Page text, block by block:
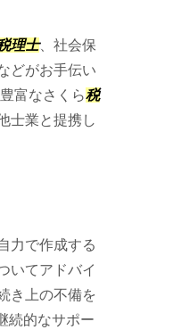
理士、社会保
どがお手伝い
富なさくら税
士業と提携し
力で作成する
いてアドバイ
き上の不備を
続的なサポー